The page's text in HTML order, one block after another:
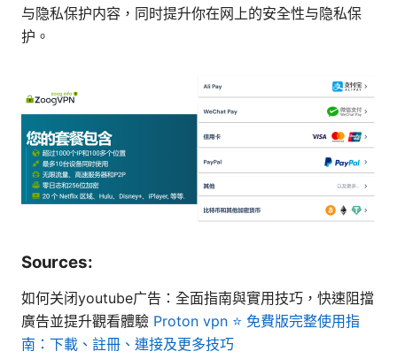
与隐私保护内容，同时提升你在网上的安全性与隐私保
护。
Sources:
如何关闭youtube广告：全面指南與實用技巧，快速阻擋
廣告並提升觀看體驗 Proton vpn ⭐ 免費版完整使用指
南：下載、註冊、連接及更多技巧